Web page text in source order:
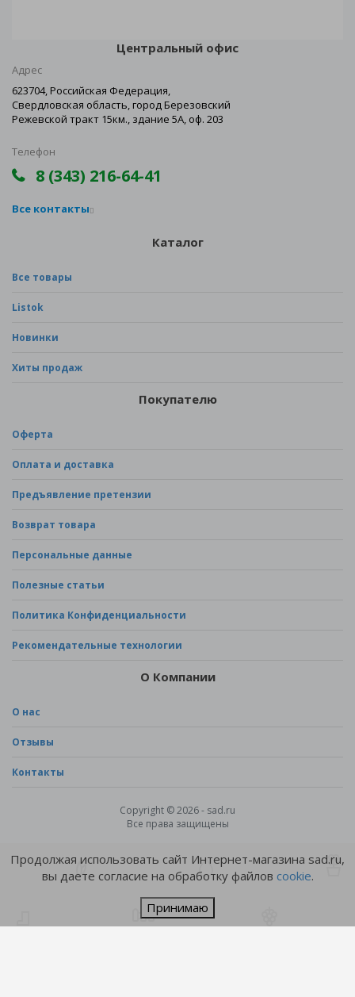
Центральный офис
Адрес
623704, Российская Федерация,
Свердловская область, город Березовский
Режевской тракт 15км., здание 5А, оф. 203
Телефон
8 (343) 216-64-41
Все контакты
Каталог
Все товары
Listok
Новинки
Хиты продаж
Покупателю
Оферта
Оплата и доставка
Предъявление претензии
Возврат товара
Персональные данные
Полезные статьи
Политика Конфиденциальности
Рекомендательные технологии
О Компании
О нас
Отзывы
Контакты
Copyright © 2026 - sad.ru
Все права защищены
Продолжая использовать сайт Интернет-магазина sad.ru,
вы даете согласие на обработку файлов cookie.
Принимаю